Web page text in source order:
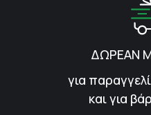
ΔΩΡΕΑΝ
για
και για